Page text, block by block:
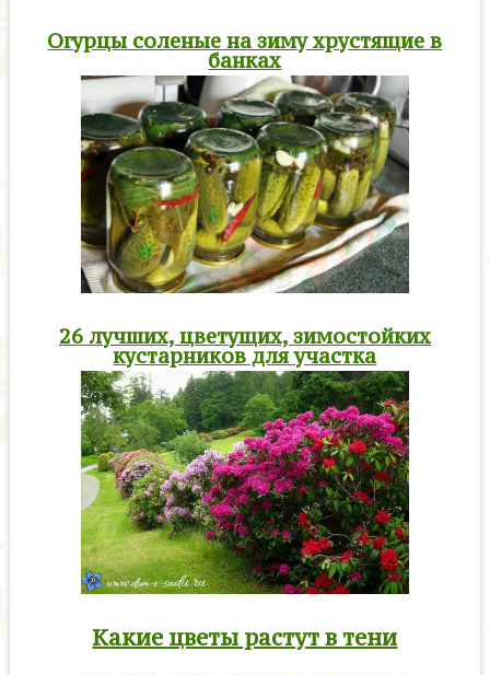
Огурцы соленые на зиму хрустящие в
банках
26 лучших, цветущих, зимостойких
кустарников для участка
Какие цветы растут в тени